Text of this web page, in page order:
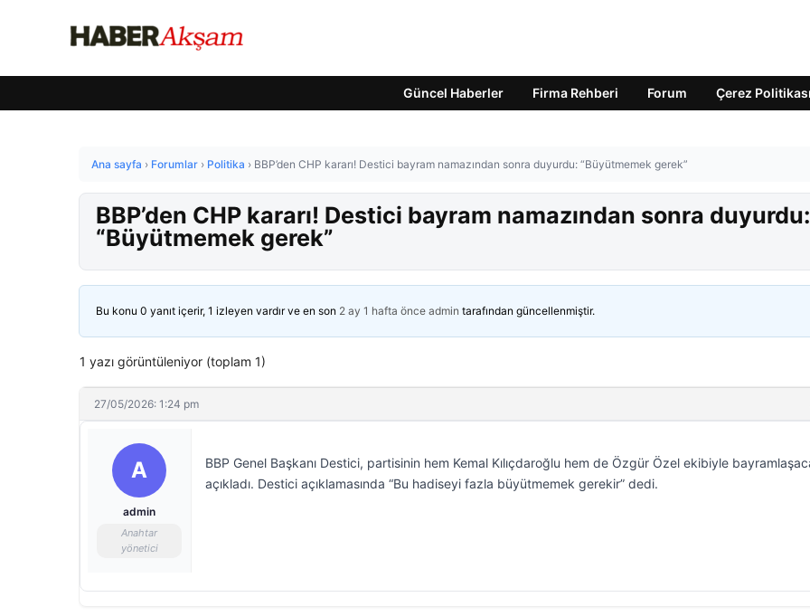
Güncel Haberler Firma Rehberi Forum Çerez Politikası
Ana sayfa › Forumlar › Politika › BBP’den CHP kararı! Destici bayram namazından sonra duyurdu: “Büyütmemek gerek”
BBP’den CHP kararı! Destici bayram namazından sonra duyurdu:
“Büyütmemek gerek”
Bu konu 0 yanıt içerir, 1 izleyen vardır ve en son 2 ay 1 hafta önce admin tarafından güncellenmiştir.
1 yazı görüntüleniyor (toplam 1)
27/05/2026: 1:24 pm
A
admin
Anahtar
yönetici
BBP Genel Başkanı Destici, partisinin hem Kemal Kılıçdaroğlu hem de Özgür Özel ekibiyle
açıkladı. Destici açıklamasında “Bu hadiseyi fazla büyütmemek gerekir” dedi.